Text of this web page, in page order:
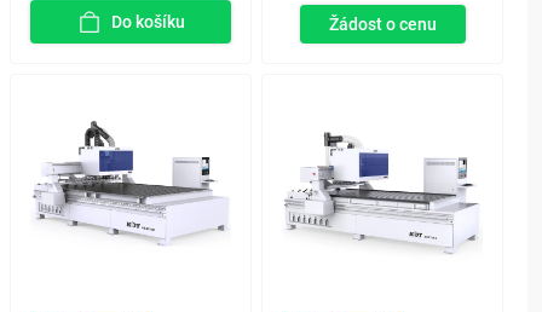
Do košíku Žádost o cenu